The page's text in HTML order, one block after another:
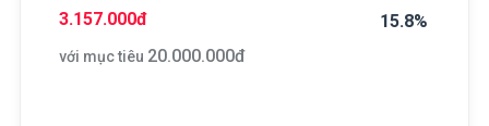
15.8%
3.157.000đ
với mục tiêu 20.000.000đ